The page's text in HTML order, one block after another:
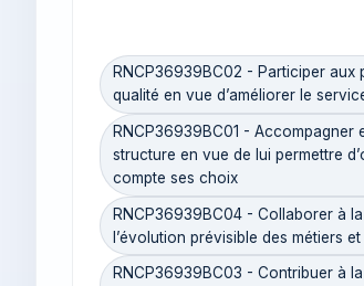
RNCP36939BC02 - Participer
qualité en vue d’améliorer le
RNCP36939BC01 -
structure en vue de lui permettre
compte ses choix
RNCP36939BC04 - Collaborer à
l’évolution prévisible des métiers
RNCP36939BC03 - Contribuer à